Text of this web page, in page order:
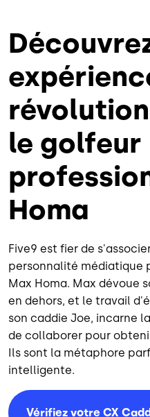
le golfeur
Homa
Five9 est fier de
personnalité médiatique
Max Homa. Max dévoue
en dehors, et le travail
son caddie Joe, incarne
de collaborer pour
Ils sont la métaphore
intelligente.
Vérifiez votre CX